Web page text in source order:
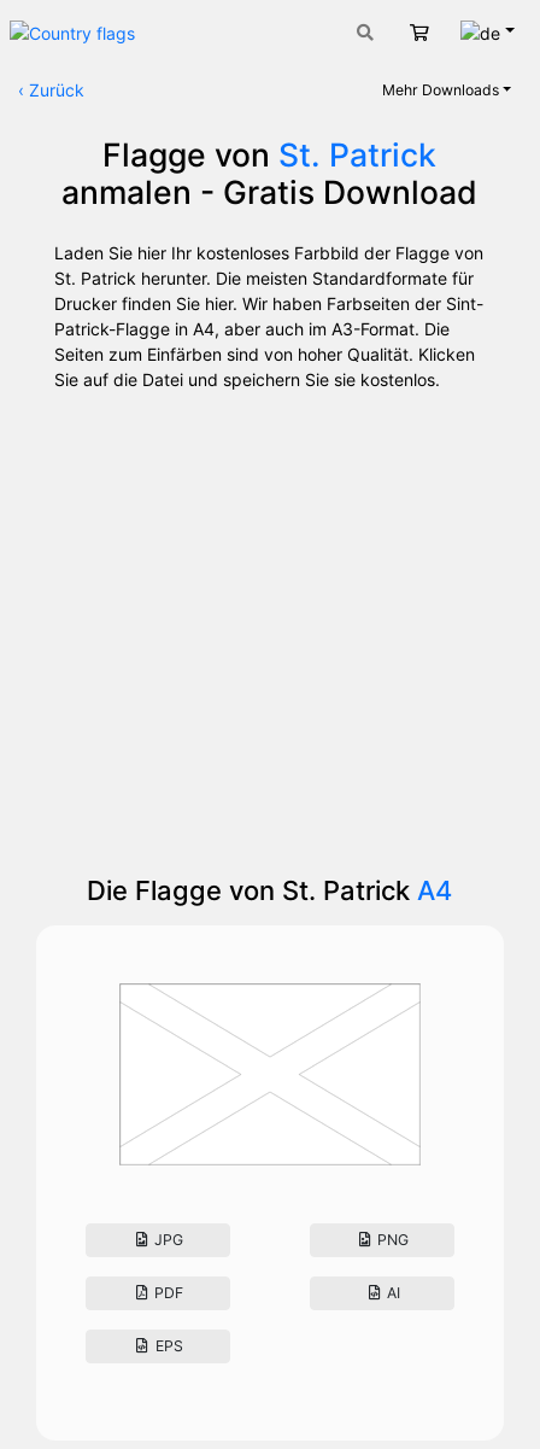
Warenkorb
‹ Zurück Mehr Downloads
Flagge von St. Patrick
anmalen - Gratis Download
Laden Sie hier Ihr kostenloses Farbbild der Flagge von
St. Patrick herunter. Die meisten Standardformate für
Drucker finden Sie hier. Wir haben Farbseiten der Sint-
Patrick-Flagge in A4, aber auch im A3-Format. Die
Seiten zum Einfärben sind von hoher Qualität. Klicken
Sie auf die Datei und speichern Sie sie kostenlos.
Die Flagge von St. Patrick A4
JPG PNG
PDF AI
EPS